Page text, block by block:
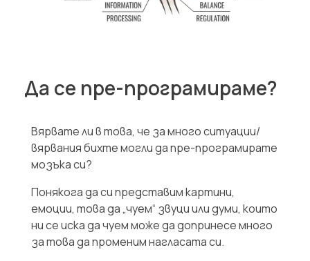
Да се пре-програмираме?
Вярвате ли в това, че за много ситуации/
вярвания бихте могли да пре-програмирате
мозъка си?
Понякога да си представим картини,
емоции, това да „чуем“ звуци или думи, които
ни се иска да чуем може да допринесе много
за това да променим нагласата си.